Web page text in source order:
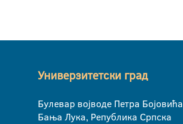
Универзитетски град
Булевар војводе Петра Бојовића
Бања Лука, Република Српска